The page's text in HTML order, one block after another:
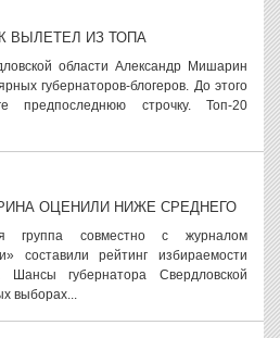
ВЫЛЕТЕЛ ИЗ ТОПА
области Александр Мишарин
губернаторов-блогеров. До этого
предпоследнюю строчку. Топ-20
ОЦЕНИЛИ НИЖЕ СРЕДНЕГО
группа совместно с журналом
составили рейтинг избираемости
Шансы губернатора Свердловской
выборах...